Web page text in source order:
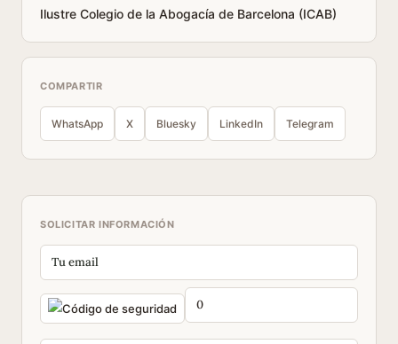
Ilustre Colegio de la Abogacía de Barcelona (ICAB)
COMPARTIR
WhatsApp X Bluesky LinkedIn Telegram
SOLICITAR INFORMACIÓN